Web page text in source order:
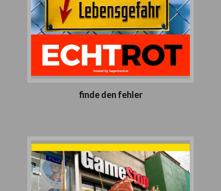
finde den fehler